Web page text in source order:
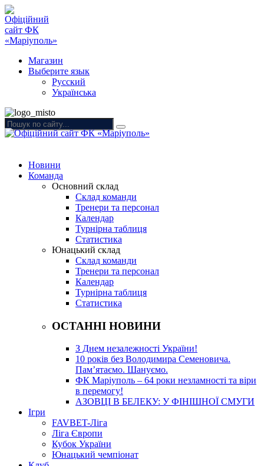
Магазин
Выберите язык
Русский
Українська
Новини
Команда
Основний склад
Склад команди
Тренери та персонал
Календар
Турнірна таблиця
Статистика
Юнацький склад
Склад команди
Тренери та персонал
Календар
Турнірна таблиця
Статистика
ОСТАННІ НОВИНИ
З Днем незалежності України!
10 років без Володимира Семеновича.
Пам’ятаємо. Шануємо.
ФК Маріуполь – 64 роки незламності та віри
в перемогу!
АЗОВЦІ В БЕЛЕКУ: У ФІНІШНОЇ СМУГИ
Ігри
FAVBET-Ліга
Ліга Європи
Кубок України
Юнацький чемпіонат